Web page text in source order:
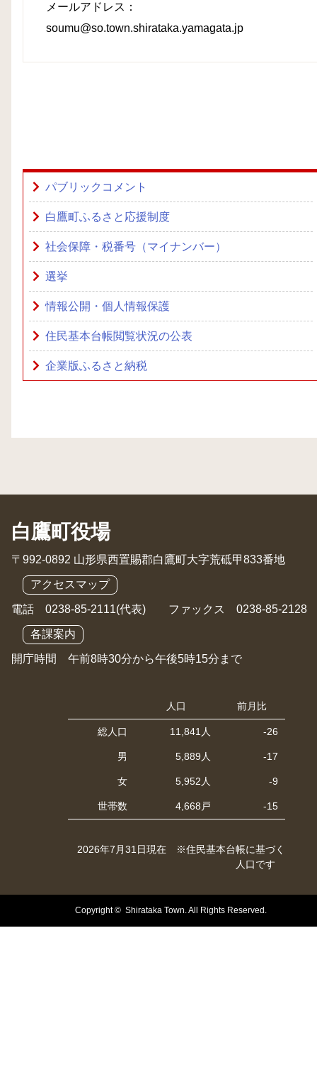
メールアドレス：
soumu@so.town.shirataka.yamagata.jp
パブリックコメント
白鷹町ふるさと応援制度
社会保障・税番号（マイナンバー）
選挙
情報公開・個人情報保護
住民基本台帳閲覧状況の公表
企業版ふるさと納税
白鷹町役場
〒992-0892 山形県西置賜郡白鷹町大字荒砥甲833番地
アクセスマップ
電話 0238-85-2111(代表) ファックス 0238-85-2128
各課案内
開庁時間 午前8時30分から午後5時15分まで
人口 前月比
総人口 11,841人 -26
男 5,889人 -17
女 5,952人 -9
世帯数 4,668戸 -15
2026年7月31日現在 ※住民基本台帳に基づく
人口です
Copyright © Shirataka Town. All Rights Reserved.